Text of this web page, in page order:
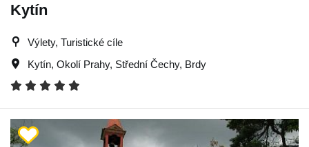
Kytín
Výlety, Turistické cíle
Kytín, Okolí Prahy, Střední Čechy, Brdy